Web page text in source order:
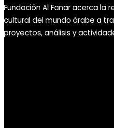
Fundación Al Fanar acerca la
cultural del mundo árabe a
proyectos, análisis y